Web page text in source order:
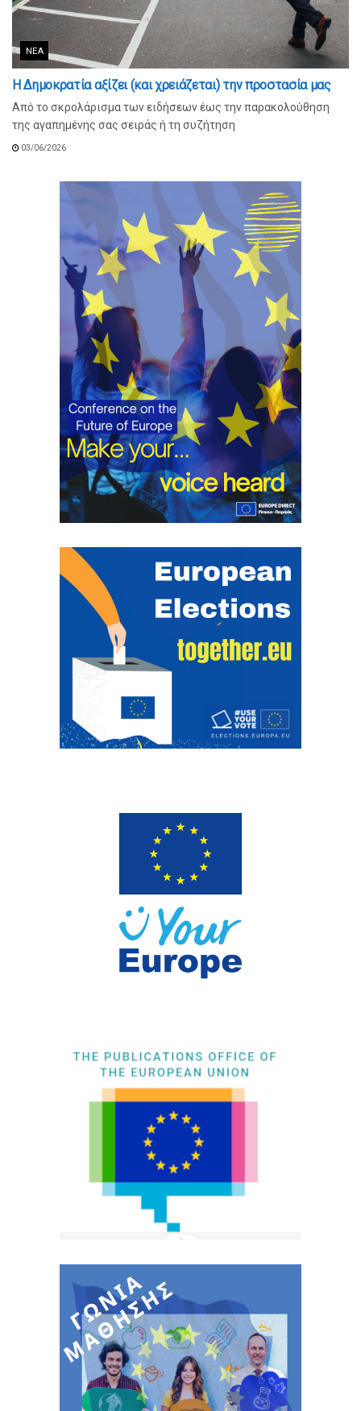
ΝΈΑ
Η Δημοκρατία αξίζει (και χρειάζεται) την προστασία μας
Από το σκρολάρισμα των ειδήσεων έως την παρακολούθηση
της αγαπημένης σας σειράς ή τη συζήτηση
03/06/2026